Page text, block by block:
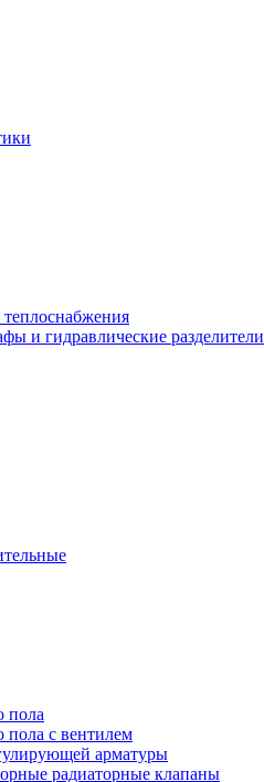
и гидравлические разделители
пола
пола с вентилем
арматуры
радиаторные клапаны